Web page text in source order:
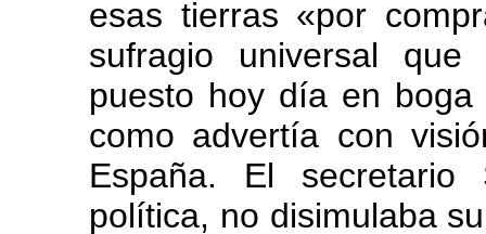
esas tierras «por
sufragio universal
puesto hoy día en
como advertía con
España. El secretario
política, no disimulaba